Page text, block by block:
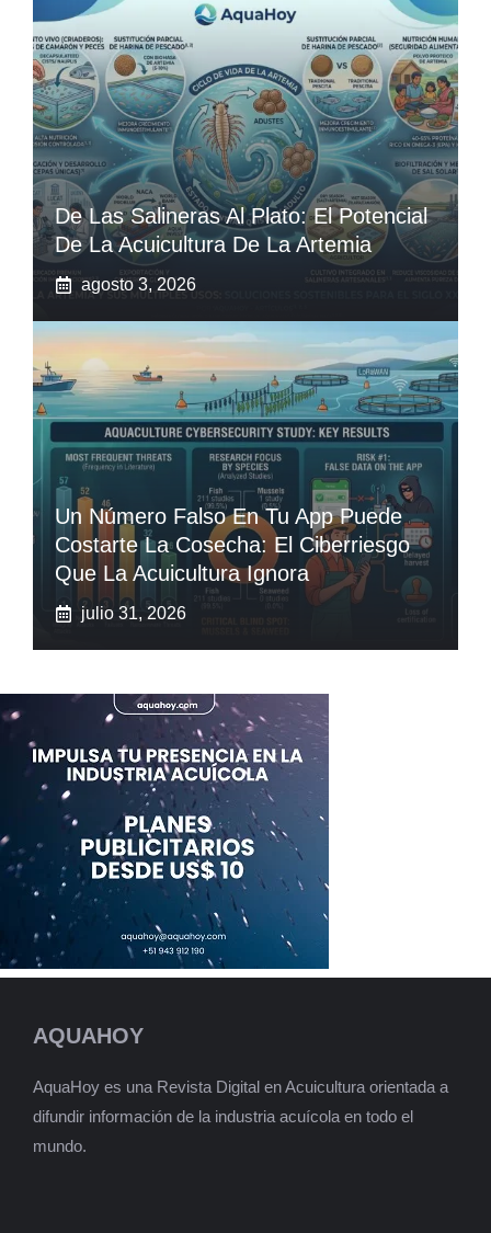
De Las Salineras Al Plato: El Potencial
De La Acuicultura De La Artemia
agosto 3, 2026
Un Número Falso En Tu App Puede
Costarte La Cosecha: El Ciberriesgo
Que La Acuicultura Ignora
julio 31, 2026
AQUAHOY
AquaHoy es una Revista Digital en Acuicultura orientada a
difundir información de la industria acuícola en todo el
mundo.